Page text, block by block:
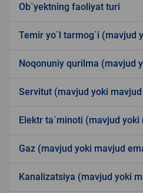
Ob`yektning faoliyat turi
Temir yo`l tarmog`i (mavjud
Noqonuniy qurilma (mavjud
Servitut (mavjud yoki
Elektr ta`minoti (mavjud yoki
Gaz (mavjud yoki mavjud
Kanalizatsiya (mavjud yoki